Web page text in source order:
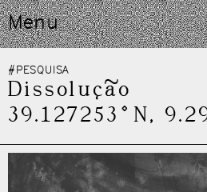
Skip
to
content
Menu
#PESQUISA
Dissolução
39.127253°N,